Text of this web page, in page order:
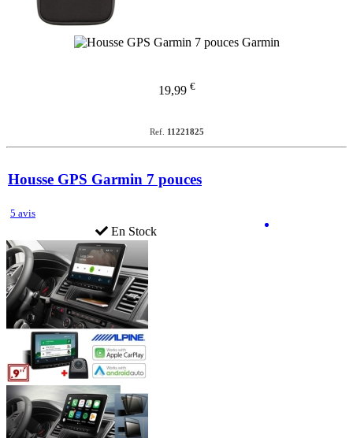
19,99 €
Ref. 11221825
Housse GPS Garmin 7 pouces
5 avis
En Stock